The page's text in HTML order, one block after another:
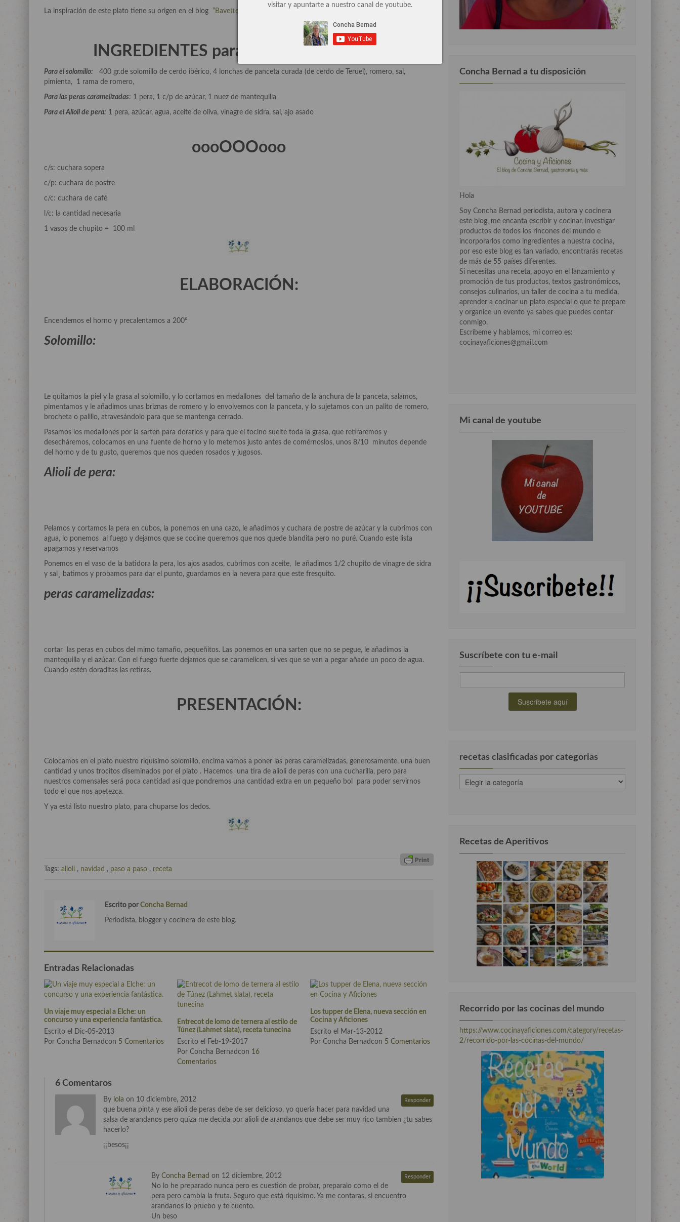
La inspiración de este plato tiene su origen en el blog “Bavette”
INGREDIENTES para cuatro comensales:
Para el solomillo: 400 gr.de solomillo de cerdo ibérico, 4 lonchas de panceta curada (de cerdo de Teruel), romero, sal,
pimienta, 1 rama de romero,
Para las peras caramelizadas: 1 pera, 1 c/p de azúcar, 1 nuez de mantequilla
Para el Alioli de pera: 1 pera, azúcar, agua, aceite de oliva, vinagre de sidra, sal, ajo asado
oooOOOooo
c/s: cuchara sopera
c/p: cuchara de postre
c/c: cuchara de café
l/c: la cantidad necesaria
1 vasos de chupito = 100 ml
ELABORACIÓN:
Encendemos el horno y precalentamos a 200º
Solomillo:
Le quitamos la piel y la grasa al solomillo, y lo cortamos en medallones del tamaño de la anchura de la panceta, salamos,
pimentamos y le añadimos unas briznas de romero y lo envolvemos con la panceta, y lo sujetamos con un palito de romero,
brocheta o palillo, atravesándolo para que se mantenga cerrado.
Pasamos los medallones por la sarten para dorarlos y para que el tocino suelte toda la grasa, que retiraremos y
desecháremos, colocamos en una fuente de horno y lo metemos justo antes de comérnoslos, unos 8/10 minutos depende
del horno y de tu gusto, queremos que nos queden rosados y jugosos.
Alioli de pera:
Pelamos y cortamos la pera en cubos, la ponemos en una cazo, le añadimos y cuchara de postre de azúcar y la cubrimos con
agua, lo ponemos al fuego y dejamos que se cocine queremos que nos quede blandita pero no puré. Cuando este lista
apagamos y reservamos
Ponemos en el vaso de la batidora la pera, los ajos asados, cubrimos con aceite, le añadimos 1/2 chupito de vinagre de sidra
y sal¸ batimos y probamos para dar el punto, guardamos en la nevera para que este fresquito.
peras caramelizadas:
cortar las peras en cubos del mimo tamaño, pequeñitos. Las ponemos en una sarten que no se pegue, le añadimos la
mantequilla y el azúcar. Con el fuego fuerte dejamos que se caramelicen, si ves que se van a pegar añade un poco de agua.
Cuando estén doraditas las retiras.
PRESENTACIÓN:
Colocamos en el plato nuestro riquísimo solomillo, encima vamos a poner las peras caramelizadas, generosamente, una buen
cantidad y unos trocitos diseminados por el plato . Hacemos una tira de alioli de peras con una cucharilla, pero para
nuestros comensales será poca cantidad así que pondremos una cantidad extra en un pequeño bol para poder servirnos
todo el que nos apetezca.
Y ya está listo nuestro plato, para chuparse los dedos.
Tags: alioli , navidad , paso a paso , receta
Escrito por Concha Bernad
Periodista, blogger y cocinera de este blog.
Entradas Relacionadas
Un viaje muy especial a Elche: un
concurso y una experiencia fantástica.
Escrito el Dic-05-2013
Por Concha Bernadcon 5 Comentarios
Entrecot de lomo de ternera al estilo de
Túnez (Lahmet slata), receta tunecina
Escrito el Feb-19-2017
Por Concha Bernadcon 16
Comentarios
Los tupper de Elena, nueva sección en
Cocina y Aficiones
Escrito el Mar-13-2012
Por Concha Bernadcon 5 Comentarios
6 Comentaros
By lola on 10 diciembre, 2012 Responder
que buena pinta y ese alioli de peras debe de ser delicioso, yo queria hacer para navidad una
salsa de arandanos pero quiza me decida por alioli de arandanos que debe ser muy rico tambien ¿tu sabes
hacerlo?
¡¡besos¡¡
By Concha Bernad on 12 diciembre, 2012 Responder
No lo he preparado nunca pero es cuestión de probar, preparalo como el de
pera pero cambia la fruta. Seguro que está riquísimo. Ya me contaras, si encuentro
arandanos lo pruebo y te cuento.
Un beso
Concha Bernad a tu disposición
Hola
Soy Concha Bernad periodista, autora y cocinera
este blog, me encanta escribir y cocinar, investigar
productos de todos los rincones del mundo e
incorporarlos como ingredientes a nuestra cocina,
por eso este blog es tan variado, encontrarás recetas
de más de 55 países diferentes.
Si necesitas una receta, apoyo en el lanzamiento y
promoción de tus productos, textos gastronómicos,
consejos culinarios, un taller de cocina a tu medida,
aprender a cocinar un plato especial o que te prepare
y organice un evento ya sabes que puedes contar
conmigo.
Escríbeme y hablamos, mi correo es:
cocinayaficiones@gmail.com
Mi canal de youtube
Suscríbete con tu e-mail
recetas clasificadas por categorias
recetas
clasificadas
Recetas de Aperitivos
Recorrido por las cocinas del mundo
https://www.cocinayaficiones.com/category/recetas-
2/recorrido-por-las-cocinas-del-mundo/
visitar y apuntarte a nuestro canal de youtube.